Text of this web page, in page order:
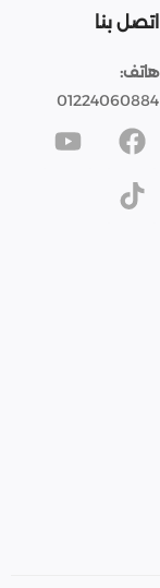
اتصل بنا
هاتف:
01224060884